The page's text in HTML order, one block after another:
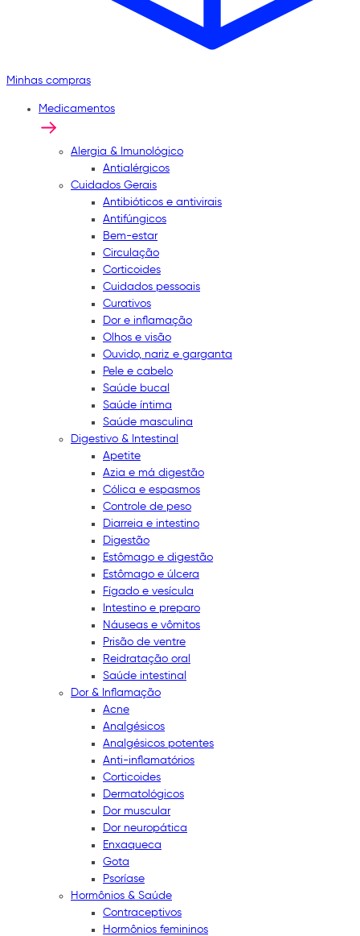
Minhas compras
Medicamentos
Alergia & Imunológico
Antialérgicos
Cuidados Gerais
Antibióticos e antivirais
Antifúngicos
Bem-estar
Circulação
Corticoides
Cuidados pessoais
Curativos
Dor e inflamação
Olhos e visão
Ouvido, nariz e garganta
Pele e cabelo
Saúde bucal
Saúde íntima
Saúde masculina
Digestivo & Intestinal
Apetite
Azia e má digestão
Cólica e espasmos
Controle de peso
Diarreia e intestino
Digestão
Estômago e digestão
Estômago e úlcera
Fígado e vesícula
Intestino e preparo
Náuseas e vômitos
Prisão de ventre
Reidratação oral
Saúde intestinal
Dor & Inflamação
Acne
Analgésicos
Analgésicos potentes
Anti-inflamatórios
Corticoides
Dermatológicos
Dor muscular
Dor neuropática
Enxaqueca
Gota
Psoríase
Hormônios & Saúde
Contraceptivos
Hormônios femininos